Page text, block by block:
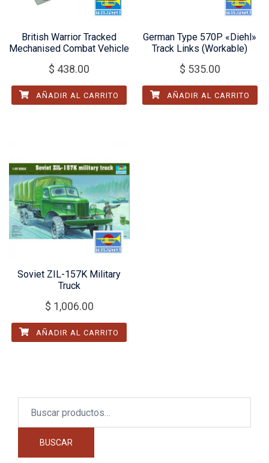
British Warrior Tracked
Mechanised Combat Vehicle
$ 438.00
AÑADIR AL CARRITO
German Type 570P «Diehl»
Track Links (Workable)
$ 535.00
AÑADIR AL CARRITO
Soviet ZIL-157K Military
Truck
$ 1,006.00
AÑADIR AL CARRITO
BUSCAR